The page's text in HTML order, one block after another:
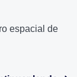
espacial de